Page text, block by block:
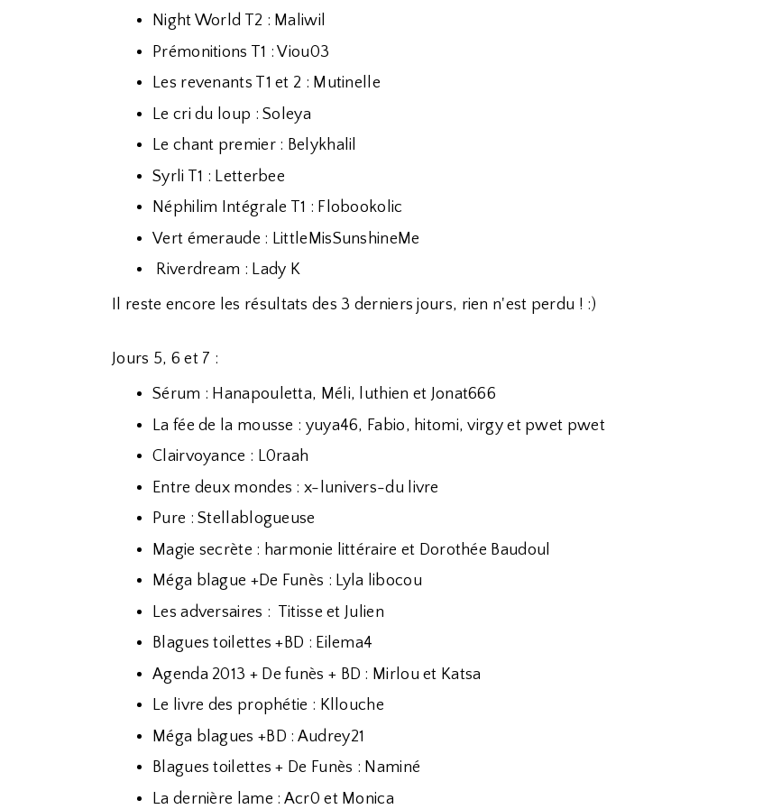
Night World T2 : Maliwil
Prémonitions T1 : Viou03
Les revenants T1 et 2 : Mutinelle
Le cri du loup : Soleya
Le chant premier : Belykhalil
Syrli T1 : Letterbee
Néphilim Intégrale T1 : Flobookolic
Vert émeraude : LittleMisSunshineMe
Riverdream : Lady K
Il reste encore les résultats des 3 derniers jours, rien n'est perdu ! :)
Jours 5, 6 et 7 :
Sérum : Hanapouletta, Méli, luthien et Jonat666
La fée de la mousse : yuya46, Fabio, hitomi, virgy et pwet pwet
Clairvoyance : L0raah
Entre deux mondes : x-lunivers-du livre
Pure : Stellablogueuse
Magie secrète : harmonie littéraire et Dorothée Baudoul
Méga blague +De Funès : Lyla libocou
Les adversaires : Titisse et Julien
Blagues toilettes +BD : Eilema4
Agenda 2013 + De funès + BD : Mirlou et Katsa
Le livre des prophétie : Kllouche
Méga blagues +BD : Audrey21
Blagues toilettes + De Funès : Naminé
La dernière lame : Acr0 et Monica